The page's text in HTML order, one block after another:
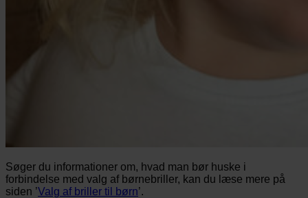
Søger du informationer om, hvad man bør huske i
forbindelse med valg af børnebriller, kan du læse mere på
siden ’Valg af briller til børn’.